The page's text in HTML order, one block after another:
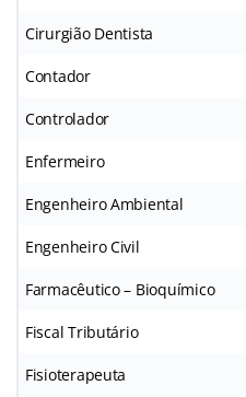
Cirurgião Dentista
Contador
Controlador
Enfermeiro
Engenheiro Ambiental
Engenheiro Civil
Farmacêutico – Bioquímico
Fiscal Tributário
Fisioterapeuta